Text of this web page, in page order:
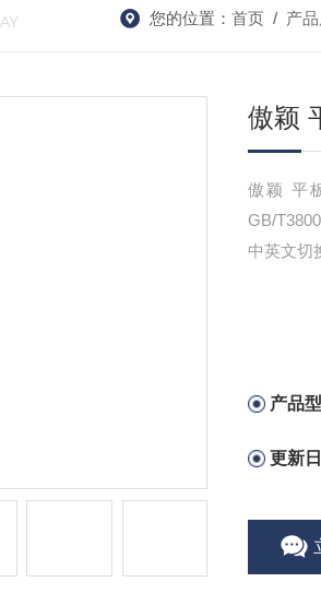
您的位置： 首页 / 产
傲颖
傲颖 平
GB/
中英文切
产品
更新